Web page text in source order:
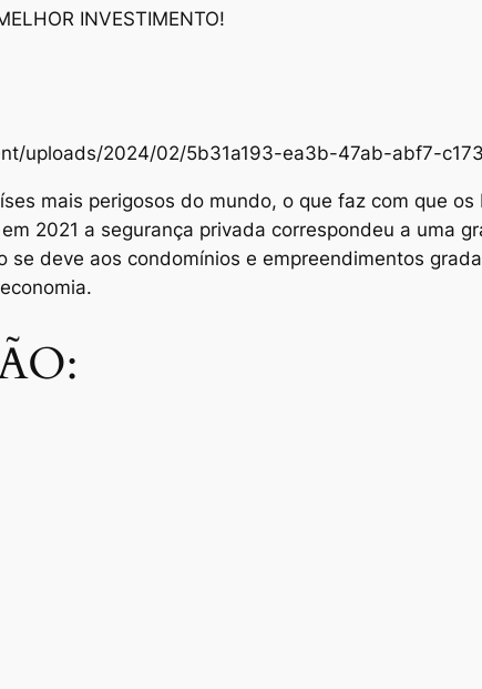
INVESTIMENTO!
uploads/2024/02/5b31a193-ea3b-47ab-abf7-
mais perigosos do mundo, o que faz com que
2021 a segurança privada correspondeu a uma
deve aos condomínios e empreendimentos